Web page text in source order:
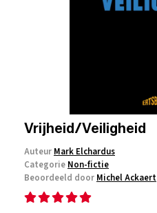
Vrijheid/Veiligheid
Auteur Mark Elchardus
Categorie Non-fictie
Beoordeeld door Michel Ackaert